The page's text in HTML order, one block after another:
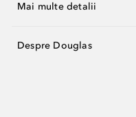
Mai multe detalii
Despre Douglas